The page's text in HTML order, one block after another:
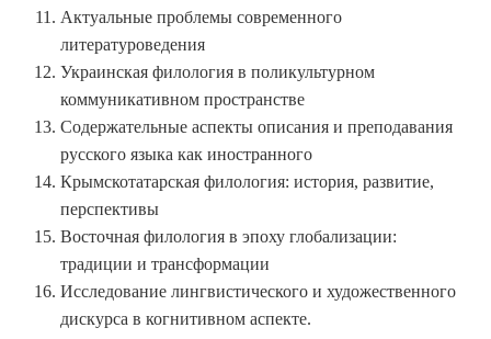
Актуальные проблемы современного
литературоведения
Украинская филология в поликультурном
коммуникативном пространстве
Содержательные аспекты описания и преподавания
русского языка как иностранного
Крымскотатарская филология: история, развитие,
перспективы
Восточная филология в эпоху глобализации:
традиции и трансформации
Исследование лингвистического и художественного
дискурса в когнитивном аспекте.